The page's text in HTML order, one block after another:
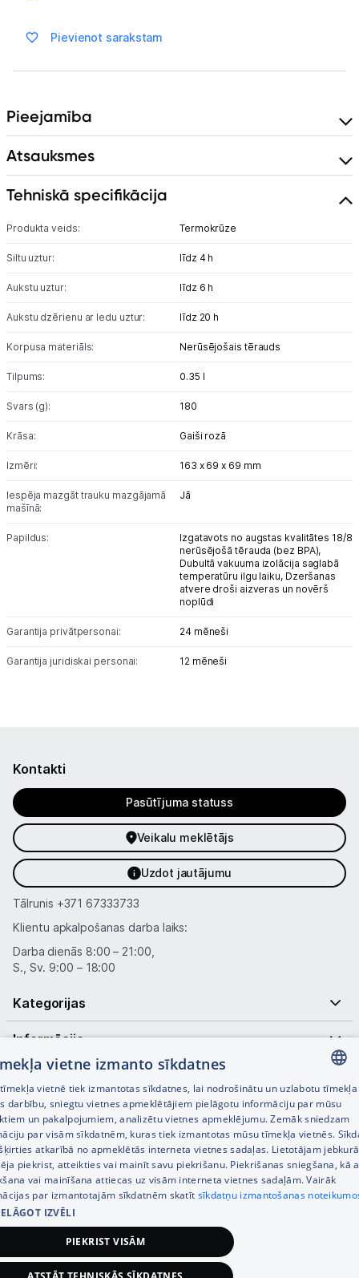
Vēlmju saraksts
Blogs
Tehnikas izvešana
Uzņēmumiem
Pievienot sarakstam
Pieejamība
Atsauksmes
Tehniskā specifikācija
Produkta veids: Termokrūze
Siltu uztur: līdz 4 h
Aukstu uztur: līdz 6 h
Aukstu dzērienu ar ledu uztur: līdz 20 h
Korpusa materiāls: Nerūsējošais tērauds
Tilpums: 0.35 l
Svars (g): 180
Krāsa: Gaiši rozā
Izmēri: 163 x 69 x 69 mm
Iespēja mazgāt trauku mazgājamā
mašīnā:
Jā
Papildus:
Izgatavots no augstas kvalitātes 18/8
nerūsējošā tērauda (bez BPA),
Dubultā vakuuma izolācija saglabā
temperatūru ilgu laiku, Dzeršanas
atvere droši aizveras un novērš
noplūdi
Garantija privātpersonai: 24 mēneši
Garantija juridiskai personai: 12 mēneši
Kontakti
Pasūtījuma statuss
Veikalu meklētājs
Uzdot jautājumu
Tālrunis +371 67333733
Klientu apkalpošanas darba laiks:
Darba dienās 8:00 – 21:00,
S., Sv. 9:00 – 18:00
Kategorijas
Informācija
Noderīgas saites
© SIA Tet 2026 -
LATVIAN
RUSSIAN
ENGLISH
vietne izmanto sīkdatnes
vietnē tiek izmantotas sīkdatnes, lai nodrošinātu un uzlabotu tīmekļa
darbību, sniegtu vietnes apmeklētājiem pielāgotu informāciju par mūsu
un pakalpojumiem, analizētu vietnes apmeklējumu. Zemāk sniedzam
par visām sīkdatnēm, kuras tiek izmantotas mūsu tīmekļa vietnēs.
atkarībā no apmeklētās interneta vietnes sadaļas. Lietotājam
piekrist, atteikties vai mainīt savu piekrišanu. Piekrišanas sniegšana, kā
vai mainīšana attiecas uz visām interneta vietnes sadaļām. Vairāk
par izmantotajām sīkdatnēm skatīt sīkdatņu izmantošanas
IZVĒLI
PIEKRIST VISĀM